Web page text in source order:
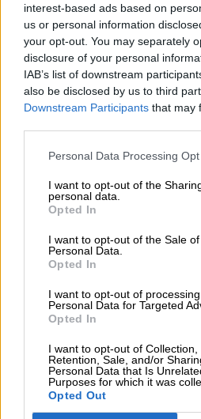
interest-based ads based on
us or personal information
your opt-out. You may separately
disclosure of your personal
IAB’s list of downstream
also be disclosed by us to third
Downstream Participants that may
Personal Data Processing
I want to opt-out of the
personal data.
Opted In
I want to opt-out of the Sale
Personal Data.
Opted In
I want to opt-out of
Personal Data for Targeted
Opted In
I want to opt-out of Collection,
Retention, Sale, and/or
Personal Data that Is
Purposes for which it was
Opted Out
Menores
NOTICIAS
La víctima de Dos
asesinada por su
de cien puñaladas